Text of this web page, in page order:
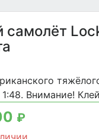
самолёт
Внимание!
₽